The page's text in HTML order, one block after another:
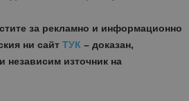
за рекламно и информационно
ни сайт ТУК – доказан,
независим източник на